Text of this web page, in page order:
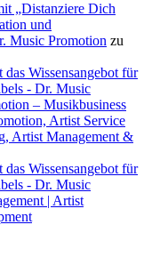
„Distanziere Dich
und
Music Promotion zu
Wissensangebot für
- Dr. Music
– Musikbusiness
Artist Service
Artist Management &
Wissensangebot für
- Dr. Music
| Artist